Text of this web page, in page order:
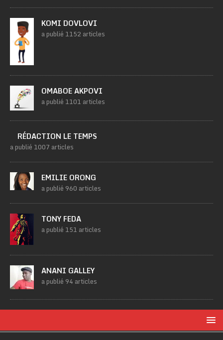
KOMI DOVLOVI
a publié 1152 articles
OMABOE AKPOVI
a publié 1101 articles
RÉDACTION LE TEMPS
a publié 1007 articles
EMILIE ORONG
a publié 960 articles
TONY FEDA
a publié 151 articles
ANANI GALLEY
a publié 94 articles